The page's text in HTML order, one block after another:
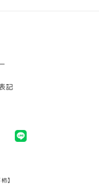
記
】